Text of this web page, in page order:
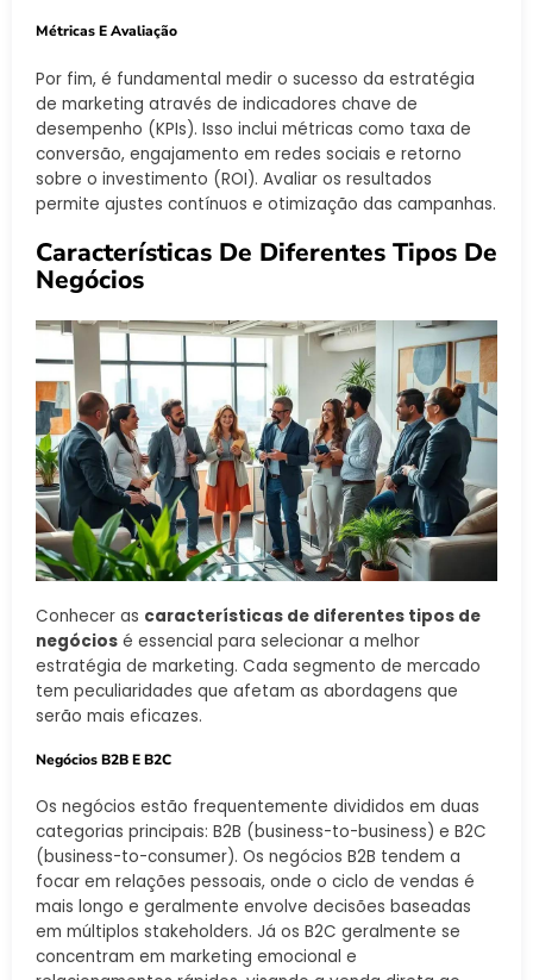
Métricas E Avaliação
Por fim, é fundamental medir o sucesso da estratégia
de marketing através de indicadores chave de
desempenho (KPIs). Isso inclui métricas como taxa de
conversão, engajamento em redes sociais e retorno
sobre o investimento (ROI). Avaliar os resultados
permite ajustes contínuos e otimização das campanhas.
Características De Diferentes Tipos De
Negócios
Conhecer as características de diferentes tipos de
negócios é essencial para selecionar a melhor
estratégia de marketing. Cada segmento de mercado
tem peculiaridades que afetam as abordagens que
serão mais eficazes.
Negócios B2B E B2C
Os negócios estão frequentemente divididos em duas
categorias principais: B2B (business-to-business) e B2C
(business-to-consumer). Os negócios B2B tendem a
focar em relações pessoais, onde o ciclo de vendas é
mais longo e geralmente envolve decisões baseadas
em múltiplos stakeholders. Já os B2C geralmente se
concentram em marketing emocional e